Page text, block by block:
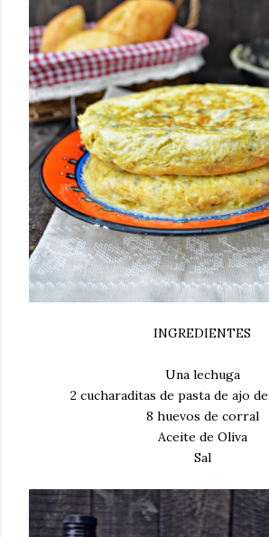
INGREDIENTES
Una lechuga
2 cucharaditas de pasta de ajo de
8 huevos de corral
Aceite de Oliva
Sal